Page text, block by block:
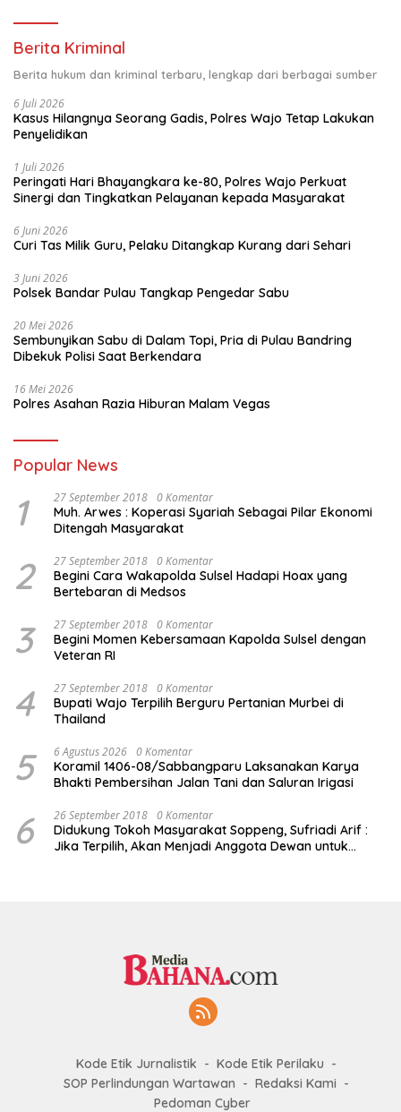
Berita Kriminal
Berita hukum dan kriminal terbaru, lengkap dari berbagai sumber
6 Juli 2026
Kasus Hilangnya Seorang Gadis, Polres Wajo Tetap Lakukan
Penyelidikan
1 Juli 2026
Peringati Hari Bhayangkara ke-80, Polres Wajo Perkuat
Sinergi dan Tingkatkan Pelayanan kepada Masyarakat
6 Juni 2026
Curi Tas Milik Guru, Pelaku Ditangkap Kurang dari Sehari
3 Juni 2026
Polsek Bandar Pulau Tangkap Pengedar Sabu
20 Mei 2026
Sembunyikan Sabu di Dalam Topi, Pria di Pulau Bandring
Dibekuk Polisi Saat Berkendara
16 Mei 2026
Polres Asahan Razia Hiburan Malam Vegas
Popular News
1 27 September 2018 0 Komentar
Muh. Arwes : Koperasi Syariah Sebagai Pilar Ekonomi
Ditengah Masyarakat
2 27 September 2018 0 Komentar
Begini Cara Wakapolda Sulsel Hadapi Hoax yang
Bertebaran di Medsos
3 27 September 2018 0 Komentar
Begini Momen Kebersamaan Kapolda Sulsel dengan
Veteran RI
4 27 September 2018 0 Komentar
Bupati Wajo Terpilih Berguru Pertanian Murbei di
Thailand
5 6 Agustus 2026 0 Komentar
Koramil 1406-08/Sabbangparu Laksanakan Karya
Bhakti Pembersihan Jalan Tani dan Saluran Irigasi
6 26 September 2018 0 Komentar
Didukung Tokoh Masyarakat Soppeng, Sufriadi Arif :
Jika Terpilih, Akan Menjadi Anggota Dewan untuk
Kode Etik Jurnalistik
Kode Etik Perilaku
SOP Perlindungan Wartawan
Redaksi Kami
Pedoman Cyber